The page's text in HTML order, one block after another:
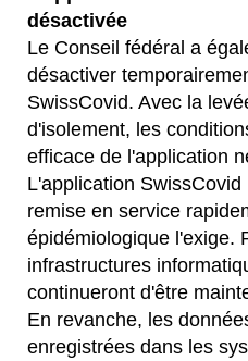
désactivée
Le Conseil fédéral a
désactiver
SwissCovid. Avec la
d'isolement, les
efficace de l'application
L'application
remise en service
épidémiologique l'exige.
infrastructures
continueront d'être
En revanche, les
enregistrées dans les